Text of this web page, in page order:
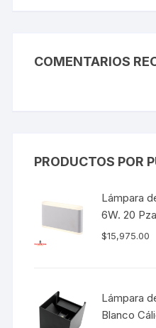
COMENTARIOS
PRODUCTOS POR
Lámpara
6W. 20
$15,975.00
Lámpara
Blanco